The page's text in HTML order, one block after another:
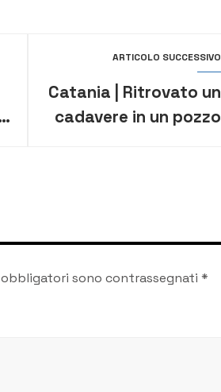
ARTICOLO SUCCESSIVO
Catania | Ritrovato un
cadavere in un pozzo
obbligatori sono contrassegnati *